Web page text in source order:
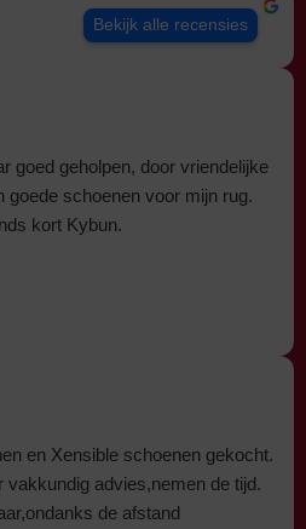
Bekijk alle recensies
goed geholpen, door vriendelijke
goede schoenen voor mijn rug.
kort Kybun.
en Xensible schoenen gekocht.
vakkundig advies,nemen de tijd.
de afstand